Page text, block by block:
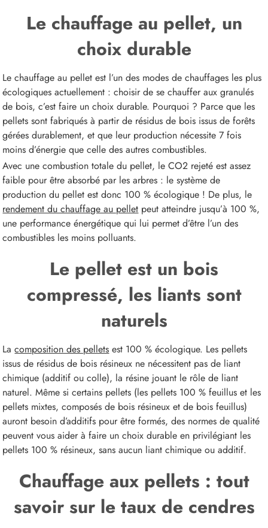
Le chauffage au pellet, un
choix durable
Le chauffage au pellet est l’un des modes de chauffages les plus
écologiques actuellement : choisir de se chauffer aux granulés
de bois, c’est faire un choix durable. Pourquoi ? Parce que les
pellets sont fabriqués à partir de résidus de bois issus de forêts
gérées durablement, et que leur production nécessite 7 fois
moins d’énergie que celle des autres combustibles.
Avec une combustion totale du pellet, le CO2 rejeté est assez
faible pour être absorbé par les arbres : le système de
production du pellet est donc 100 % écologique ! De plus, le
rendement du chauffage au pellet peut atteindre jusqu’à 100 %,
une performance énergétique qui lui permet d’être l’un des
combustibles les moins polluants.
Le pellet est un bois
compressé, les liants sont
naturels
Lacomposition des pellets est 100 % écologique. Les pellets
issus de résidus de bois résineux ne nécessitent pas de liant
chimique (additif ou colle), la résine jouant le rôle de liant
naturel. Même si certains pellets (les pellets 100 % feuillus et les
pellets mixtes, composés de bois résineux et de bois feuillus)
auront besoin d’additifs pour être formés, des normes de qualité
peuvent vous aider à faire un choix durable en privilégiant les
pellets 100 % résineux, sans aucun liant chimique ou additif.
Chauffage aux pellets : tout
savoir sur le taux de cendres